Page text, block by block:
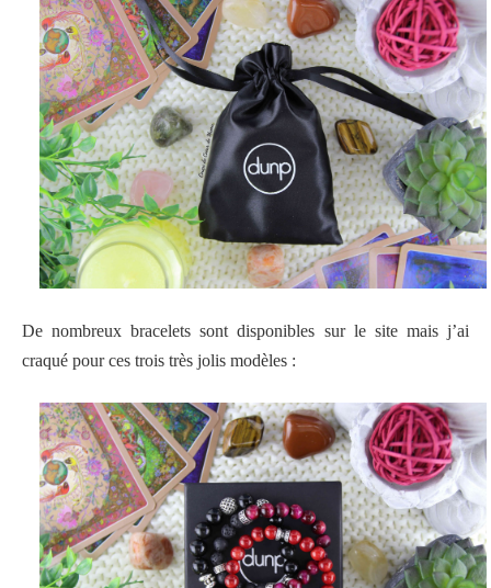
De nombreux bracelets sont disponibles sur le site mais j’ai
craqué pour ces trois très jolis modèles :